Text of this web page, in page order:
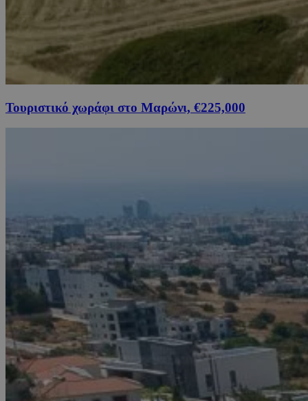
Τουριστικό χωράφι στο Μαρώνι, €225,000